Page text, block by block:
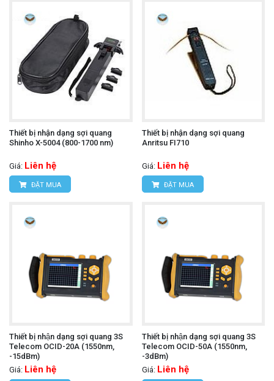
Thiết bị nhận dạng sợi quang
Shinho X-5004 (800-1700 nm)
Giá: Liên hệ
ĐẶT MUA
Thiết bị nhận dạng sợi quang
Anritsu FI710
Giá: Liên hệ
ĐẶT MUA
Thiết bị nhận dạng sợi quang 3S
Telecom OCID-20A (1550nm,
-15dBm)
Giá: Liên hệ
Thiết bị nhận dạng sợi quang 3S
Telecom OCID-50A (1550nm,
-3dBm)
Giá: Liên hệ